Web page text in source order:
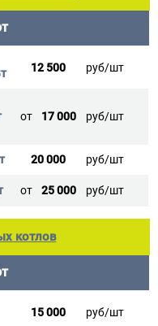
12 500 руб/шт
от 17 000 руб/шт
20 000 руб/шт
от 25 000 руб/шт
котлов
15 000 руб/шт